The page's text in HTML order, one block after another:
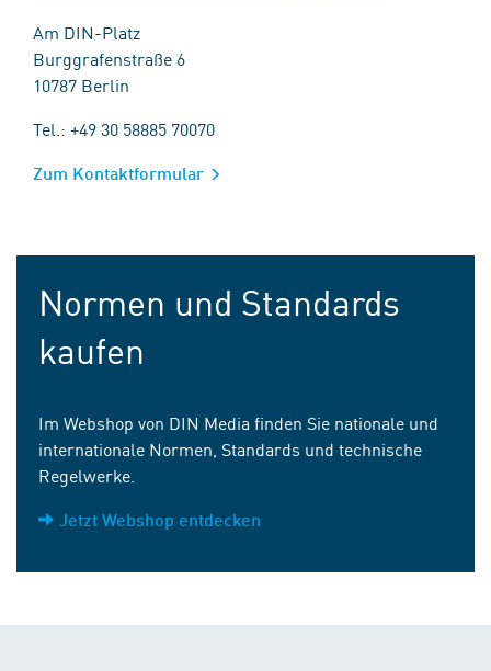
Am DIN-Platz
Burggrafenstraße 6
10787 Berlin
Tel.: +49 30 58885 70070
Zum Kontaktformular
Normen und Standards
kaufen
Im Webshop von DIN Media finden Sie nationale und
internationale Normen, Standards und technische
Regelwerke.
Jetzt Webshop entdecken